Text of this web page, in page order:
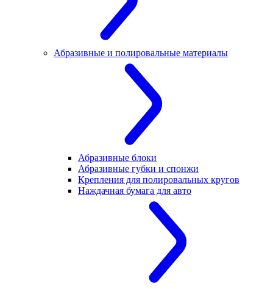
Абразивные и полировальные материалы
Абразивные блоки
Абразивные губки и спонжи
Крепления для полировальных кругов
Наждачная бумага для авто